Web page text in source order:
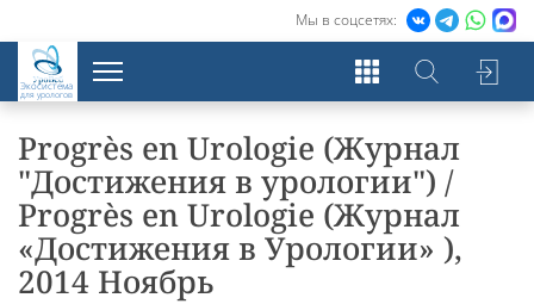
Мы в соцсетях:
Экосистема
для урологов
Progrès en Urologie (Журнал
"Достижения в урологии") /
Progrès en Urologie (Журнал
«Достижения в Урологии» ),
2014 Ноябрь